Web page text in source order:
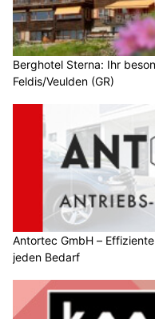
Berghotel Sterna: Ihr
Feldis/Veulden (GR)
Antortec GmbH –
jeden Bedarf